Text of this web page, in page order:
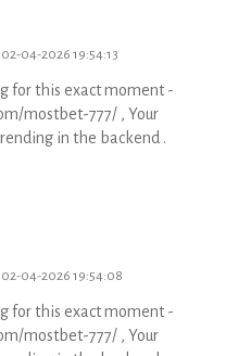
04-2026 19:54:13
for this exact moment -
mostbet-777/ , Your
in the backend .
04-2026 19:54:08
for this exact moment -
mostbet-777/ , Your